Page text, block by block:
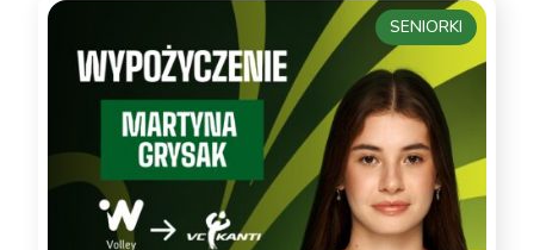
SENIORKI